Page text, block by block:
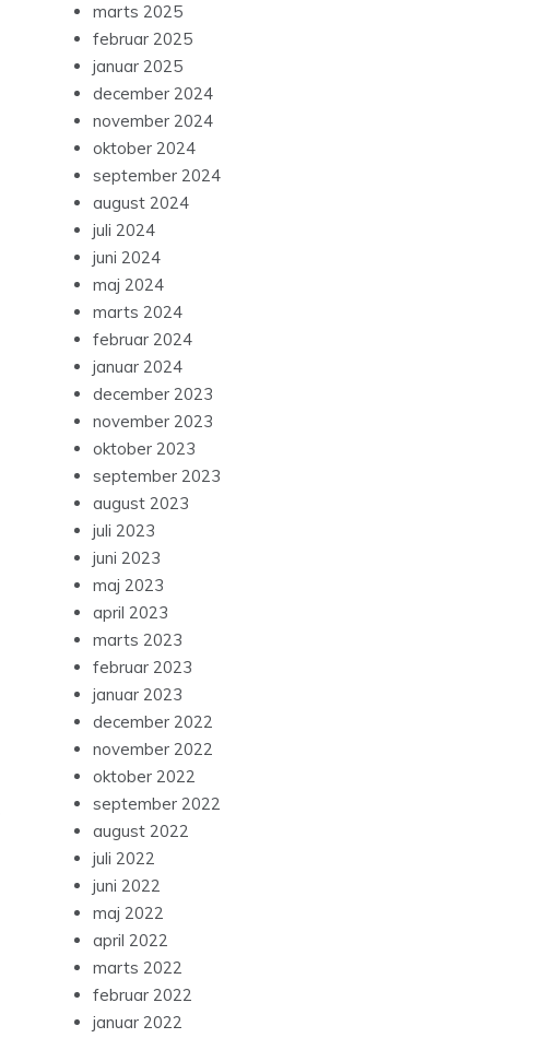
marts 2025
februar 2025
januar 2025
december 2024
november 2024
oktober 2024
september 2024
august 2024
juli 2024
juni 2024
maj 2024
marts 2024
februar 2024
januar 2024
december 2023
november 2023
oktober 2023
september 2023
august 2023
juli 2023
juni 2023
maj 2023
april 2023
marts 2023
februar 2023
januar 2023
december 2022
november 2022
oktober 2022
september 2022
august 2022
juli 2022
juni 2022
maj 2022
april 2022
marts 2022
februar 2022
januar 2022